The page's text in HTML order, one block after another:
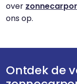
over
ons op.
Ontdek de